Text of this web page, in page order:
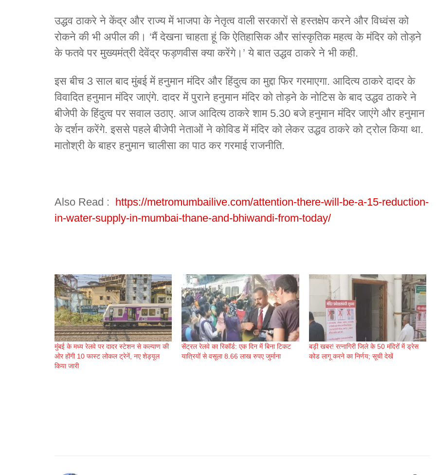
उद्धव ठाकरे ने केंद्र और राज्य में भाजपा के नेतृत्व वाली सरकारों से हस्तक्षेप करने और विध्वंस को
रोकने की भी अपील की। ‘मैं देखना चाहता हूं कि ऐतिहासिक और सांस्कृतिक महत्व के मंदिर को तोड़ने
के फतवे पर मुख्यमंत्री देवेंद्र फड़णवीस क्या करेंगे।’ ये बात उद्धव ठाकरे ने भी कही.
इस बीच 3 साल बाद मुंबई में हनुमान मंदिर और हिंदुत्व का मुद्दा फिर गरमाएगा. आदित्य ठाकरे दादर के
विवादित हनुमान मंदिर जाएंगे. दादर में पुराने हनुमान मंदिर को तोड़ने के नोटिस के बाद उद्धव ठाकरे ने
बीजेपी के हिंदुत्व पर सवाल उठाए. आज आदित्य ठाकरे शाम 5.30 बजे हनुमान मंदिर जाएंगे और हनुमान
के दर्शन करेंगे. इससे पहले बीजेपी नेताओं ने कोविड में मंदिर को लेकर उद्धव ठाकरे को ट्रोल किया था.
मातोश्री के बाहर हनुमान चालीसा का पाठ कर गरमाई राजनीति.
Also Read : https://metromumbailive.com/attention-there-will-be-a-15-reduction-
in-water-supply-in-mumbai-thane-and-bhiwandi-from-today/
मुंबई के मध्य रेलवे पर दादर स्टेशन से कल्याण की
ओर होंगी 10 फास्ट लोकल ट्रेनें, नए शेड्यूल
किया जारी
सेंट्रल रेलवे का रिकॉर्ड: एक दिन में बिना टिकट
यात्रियों से वसूला 8.66 लाख रुपए जुर्माना
बड़ी खबर! रत्नागिरी जिले के 50 मंदिरों में ड्रेस
कोड लागू करने का निर्णय; सूची देखें